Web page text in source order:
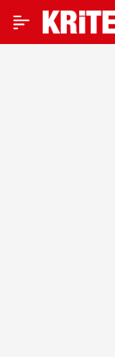
Denizli Büyükşehir